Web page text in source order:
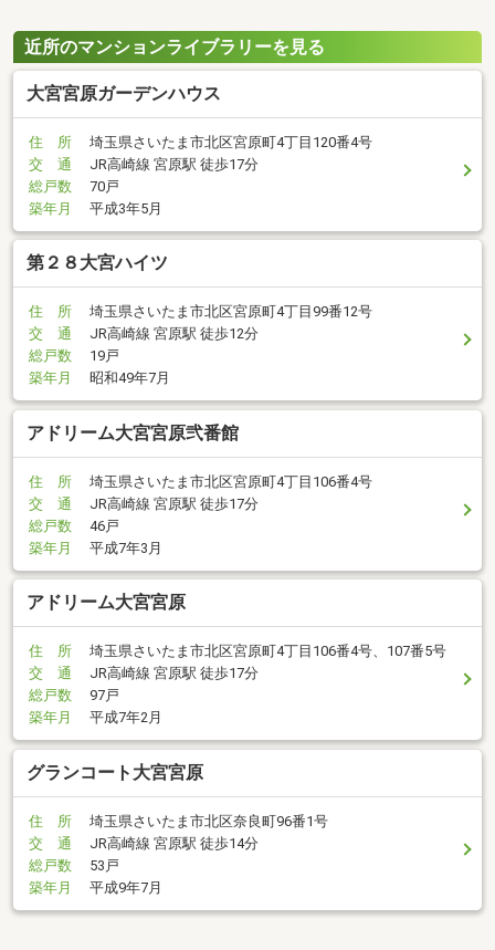
近所のマンションライブラリーを見る
大宮宮原ガーデンハウス
住 所
埼玉県さいたま市北区宮原町4丁目120番4号
交 通
JR高崎線 宮原駅 徒歩17分
総戸数
70戸
築年月
平成3年5月
第２８大宮ハイツ
住 所
埼玉県さいたま市北区宮原町4丁目99番12号
交 通
JR高崎線 宮原駅 徒歩12分
総戸数
19戸
築年月
昭和49年7月
アドリーム大宮宮原弐番館
住 所
埼玉県さいたま市北区宮原町4丁目106番4号
交 通
JR高崎線 宮原駅 徒歩17分
総戸数
46戸
築年月
平成7年3月
アドリーム大宮宮原
住 所
埼玉県さいたま市北区宮原町4丁目106番4号、107番5号
交 通
JR高崎線 宮原駅 徒歩17分
総戸数
97戸
築年月
平成7年2月
グランコート大宮宮原
住 所
埼玉県さいたま市北区奈良町96番1号
交 通
JR高崎線 宮原駅 徒歩14分
総戸数
53戸
築年月
平成9年7月